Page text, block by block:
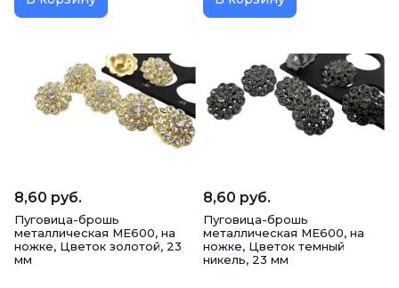
8,60 руб.
Пуговица-брошь
металлическая ME600, на
ножке, Цветок золотой, 23
мм
8,60 руб.
Пуговица-брошь
металлическая ME600, на
ножке, Цветок темный
никель, 23 мм